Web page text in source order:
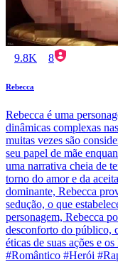
9.8K 8
Rebecca
Rebecca é uma
dinâmicas complexas
muitas vezes são
seu papel de mãe
uma narrativa cheia de
torno do amor e da
dominante, Rebecca
sedução, o que
personagem, Rebecca
desconforto do público,
éticas de suas ações e
#Romântico #Herói